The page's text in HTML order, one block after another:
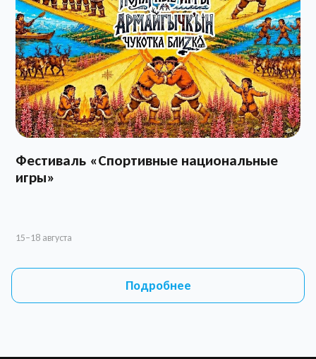
Фестиваль «Спортивные национальные
игры»
15–18 августа
Подробнее